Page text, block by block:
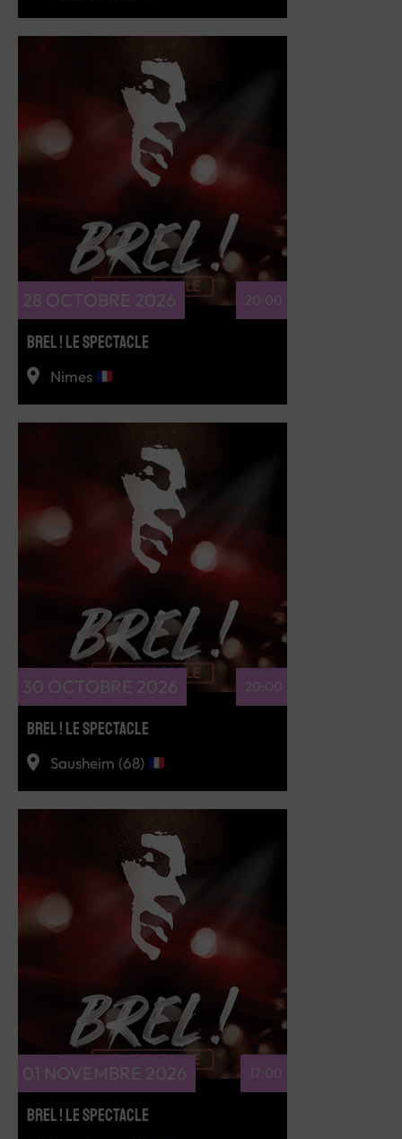
RÉSERVEZ
28 OCTOBRE 2026 20:00
BREL ! LE SPECTACLE
Nimes
RÉSERVEZ
30 OCTOBRE 2026 20:00
BREL ! LE SPECTACLE
Sausheim (68)
RÉSERVEZ
01 NOVEMBRE 2026 17:00
BREL ! LE SPECTACLE